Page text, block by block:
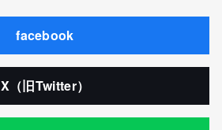
facebook
X（旧Twitter）